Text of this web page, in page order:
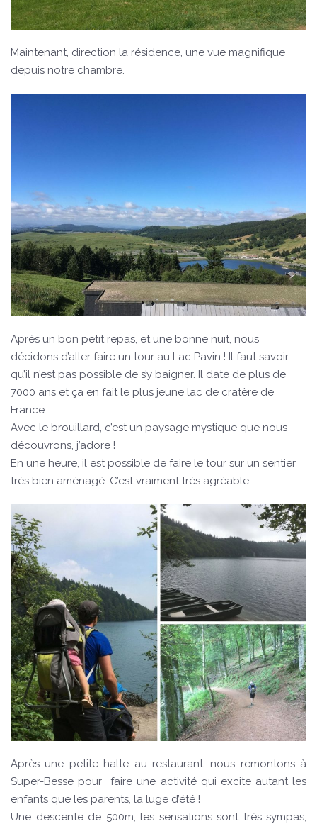
Maintenant, direction la résidence, une vue magnifique
depuis notre chambre.
Après un bon petit repas, et une bonne nuit, nous
décidons d’aller faire un tour au Lac Pavin ! Il faut savoir
qu’il n’est pas possible de s’y baigner. Il date de plus de
7000 ans et ça en fait le plus jeune lac de cratère de
France.
Avec le brouillard, c’est un paysage mystique que nous
découvrons, j’adore !
En une heure, il est possible de faire le tour sur un sentier
très bien aménagé. C’est vraiment très agréable.
Après une petite halte au restaurant, nous remontons à
Super-Besse pour faire une activité qui excite autant les
enfants que les parents, la luge d’été !
Une descente de 500m, les sensations sont très sympas,